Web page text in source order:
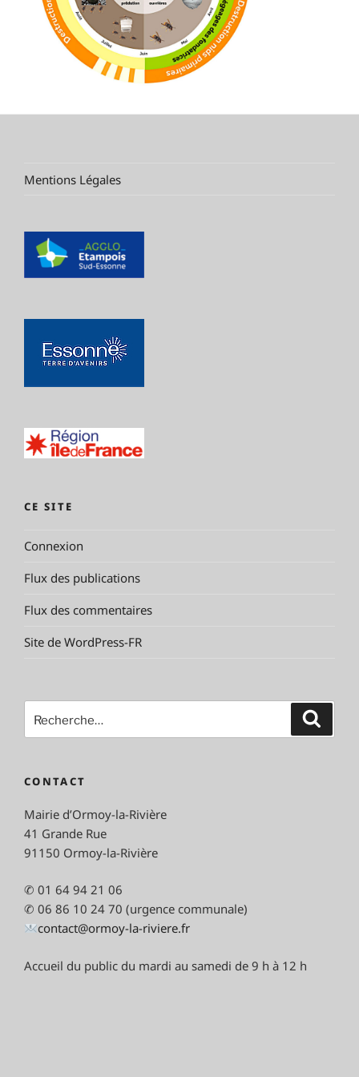
Mentions Légales
CE SITE
Connexion
Flux des publications
Flux des commentaires
Site de WordPress-FR
pour
CONTACT
Mairie d’Ormoy-la-Rivière
41 Grande Rue
91150 Ormoy-la-Rivière
✆ 01 64 94 21 06
✆ 06 86 10 24 70 (urgence communale)
contact@ormoy-la-riviere.fr
Accueil du public du mardi au samedi de 9 h à 12 h